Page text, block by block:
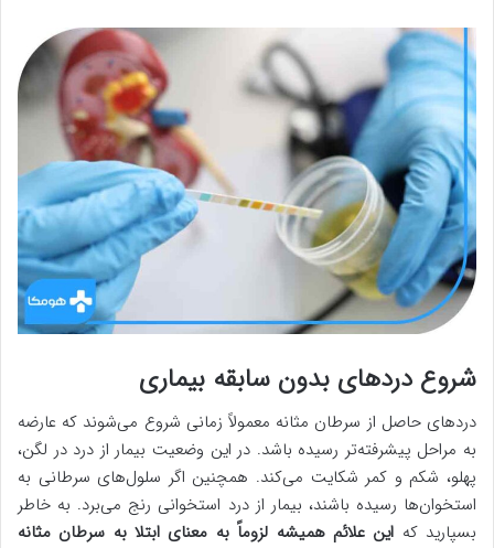
شروع دردهای بدون سابقه بیماری
دردهای حاصل از سرطان مثانه معمولاً زمانی شروع می‌شوند که عارضه
به مراحل پیشرفته‌تر رسیده باشد. در این وضعیت بیمار از درد در لگن،
پهلو، شکم و کمر شکایت می‌کند. همچنین اگر سلول‌های سرطانی به
استخوان‌ها رسیده باشند، بیمار از درد استخوانی رنج می‌برد. به خاطر
بسپارید که این علائم همیشه لزوماً به معنای ابتلا به سرطان مثانه